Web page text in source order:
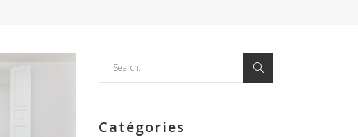
Search
for:
Catégories